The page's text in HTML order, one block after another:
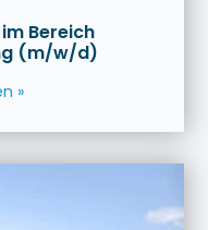
Bereich
(m/w/d)
»